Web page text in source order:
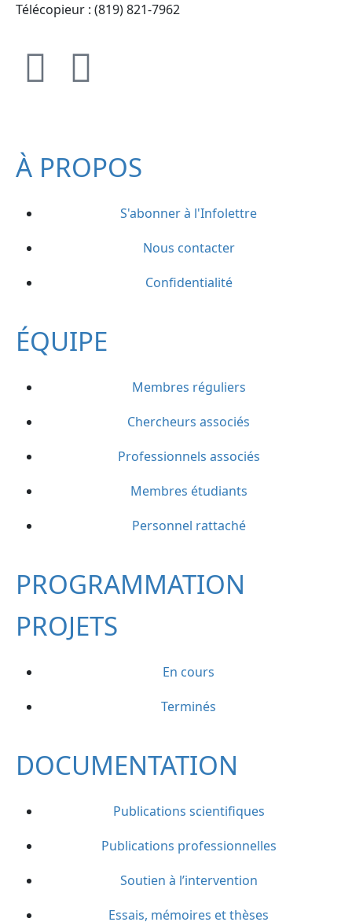
Télécopieur : (819) 821-7962
À PROPOS
S'abonner à l'Infolettre
Nous contacter
Confidentialité
ÉQUIPE
Membres réguliers
Chercheurs associés
Professionnels associés
Membres étudiants
Personnel rattaché
PROGRAMMATION
PROJETS
En cours
Terminés
DOCUMENTATION
Publications scientifiques
Publications professionnelles
Soutien à l’intervention
Essais, mémoires et thèses